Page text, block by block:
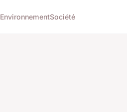
EnvironnementSociété